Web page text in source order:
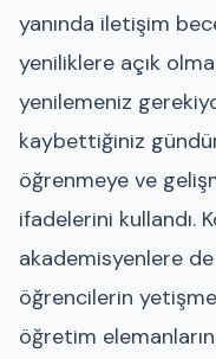
yanında iletişim
yeniliklere açık
yenilemeniz
kaybettiğiniz
öğrenmeye ve
ifadelerini kullandı.
akademisyenlere
öğrencilerin
öğretim